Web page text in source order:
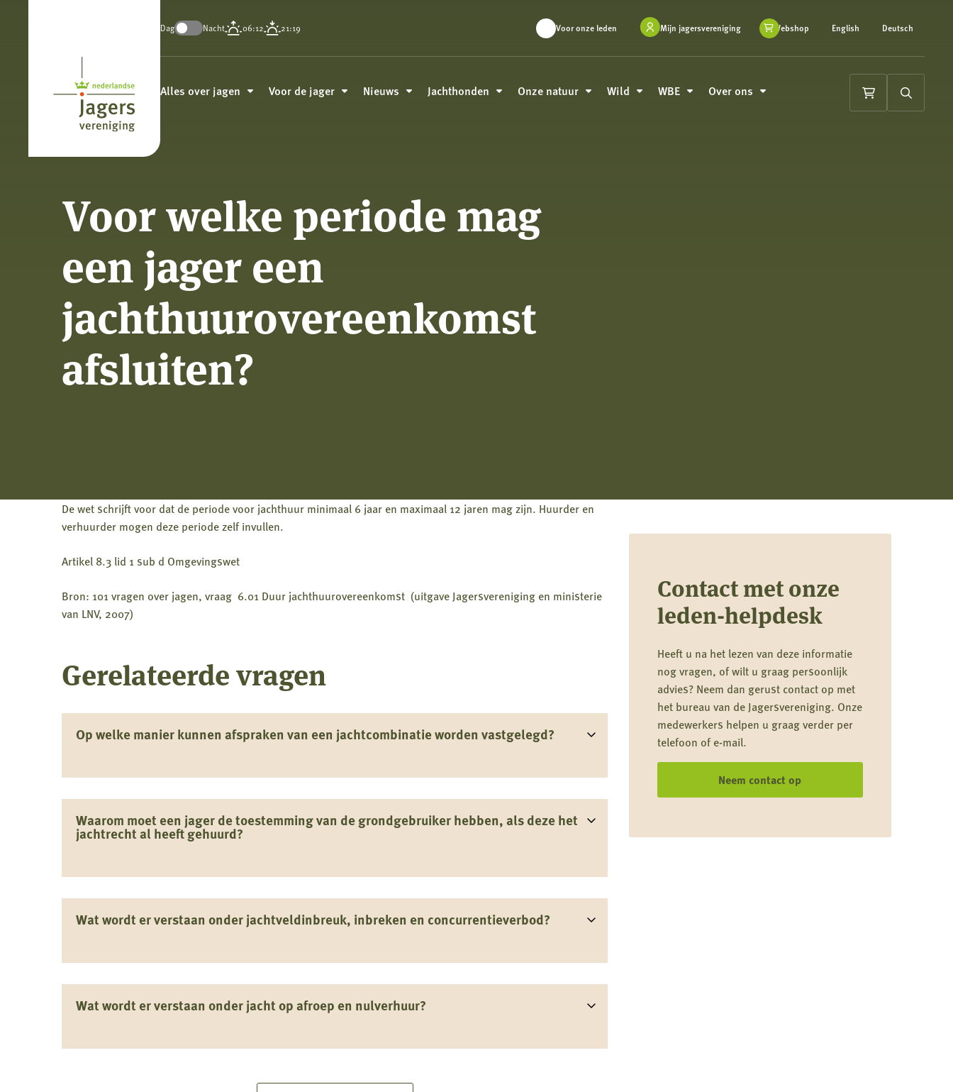
Nederlandse
Jagersvereniging
Dag Nacht 06:12 21:19 Voor onze leden Mijn jagersvereniging Webshop English Deutsch
Alles over jagen Voor de jager Nieuws Jachthonden Onze natuur Wild WBE Over ons
Winkelwagen
Zoeken
Voor welke periode mag
een jager een
jachthuurovereenkomst
afsluiten?
Contact met onze
leden-helpdesk
Heeft u na het lezen van deze informatie
nog vragen, of wilt u graag persoonlijk
advies? Neem dan gerust contact op met
het bureau van de Jagersvereniging. Onze
medewerkers helpen u graag verder per
telefoon of e-mail.
Neem contact op
De wet schrijft voor dat de periode voor jachthuur minimaal 6 jaar en maximaal 12 jaren mag zijn. Huurder en
verhuurder mogen deze periode zelf invullen.
Artikel 8.3 lid 1 sub d Omgevingswet
Bron: 101 vragen over jagen, vraag 6.01 Duur jachthuurovereenkomst (uitgave Jagersvereniging en ministerie
van LNV, 2007)
Gerelateerde vragen
Op welke manier kunnen afspraken van een jachtcombinatie worden vastgelegd?
Waarom moet een jager de toestemming van de grondgebruiker hebben, als deze het
jachtrecht al heeft gehuurd?
Wat wordt er verstaan onder jachtveldinbreuk, inbreken en concurrentieverbod?
Wat wordt er verstaan onder jacht op afroep en nulverhuur?